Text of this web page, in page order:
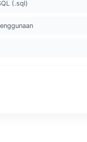
(.sql)